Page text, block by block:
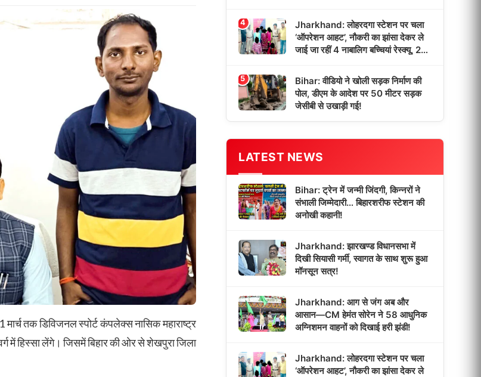
तक डिविजनल स्पोर्ट कंपलेक्स नासिक महाराष्ट्र
में हिस्सा लेंगे। जिसमें बिहार की ओर से शेखपुरा जिला
4
Jharkhand: लोहरदगा स्टेशन पर चला
‘ऑपरेशन आहट’, नौकरी का झांसा देकर ले
जाई जा रहीं 4 नाबालिग बच्चियां रेस्क्यू, 2
5
Bihar: वीडियो ने खोली सड़क निर्माण की
पोल, डीएम के आदेश पर 50 मीटर सड़क
जेसीबी से उखाड़ी गई!
LATEST NEWS
Bihar: ट्रेन में जन्मी जिंदगी, किन्नरों ने
संभाली जिम्मेदारी… बिहारशरीफ स्टेशन की
अनोखी कहानी!
Jharkhand: झारखण्ड विधानसभा में
दिखी सियासी गर्मी, स्वागत के साथ शुरू हुआ
मॉनसून सत्र!
Jharkhand: आग से जंग अब और
आसान—CM हेमंत सोरेन ने 58 आधुनिक
अग्निशमन वाहनों को दिखाई हरी झंडी!
Jharkhand: लोहरदगा स्टेशन पर चला
‘ऑपरेशन आहट’, नौकरी का झांसा देकर ले